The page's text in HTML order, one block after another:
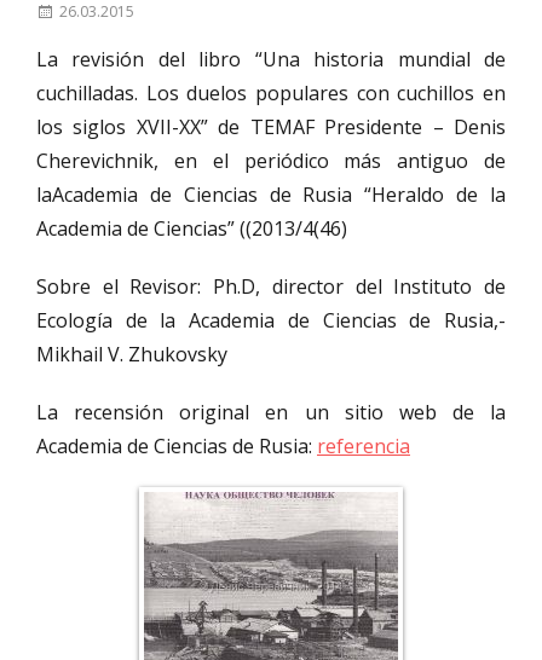
P
s
t
d
o
n
26.03.2015
La revisión del libro “Una historia mundial de
cuchilladas. Los duelos populares con cuchillos en
los siglos XVII-XX” de TEMAF Presidente – Denis
Cherevichnik, en el periódico más antiguo de
laAcademia de Ciencias de Rusia “Heraldo de la
Academia de Ciencias” ((2013/4(46)
Sobre el Revisor: Ph.D, director del Instituto de
Ecología de la Academia de Ciencias de Rusia,-
Mikhail V. Zhukovsky
La recensión original en un sitio web de la
Academia de Ciencias de Rusia: referencia